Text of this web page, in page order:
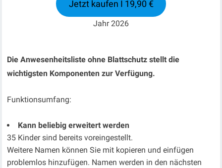
Jetzt kaufen I 19,90 €
Jahr 2026
Die Anwesenheitsliste ohne Blattschutz stellt die
wichtigsten Komponenten zur Verfügung.
Funktionsumfang:
Kann beliebig erweitert werden
35 Kinder sind bereits voreingestellt.
Weitere Namen können Sie mit kopieren und einfügen
problemlos hinzufügen. Namen werden in den nächsten